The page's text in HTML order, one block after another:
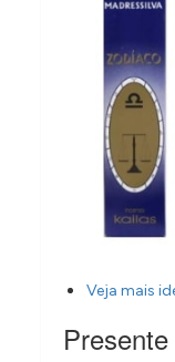
Veja mais